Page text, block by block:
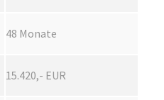
48 Monate
15.420,- EUR